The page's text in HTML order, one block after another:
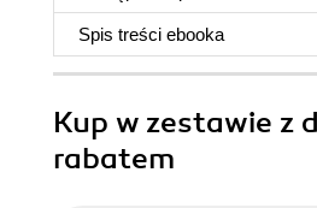
Spis treści ebooka
Kup w zestawie z
rabatem